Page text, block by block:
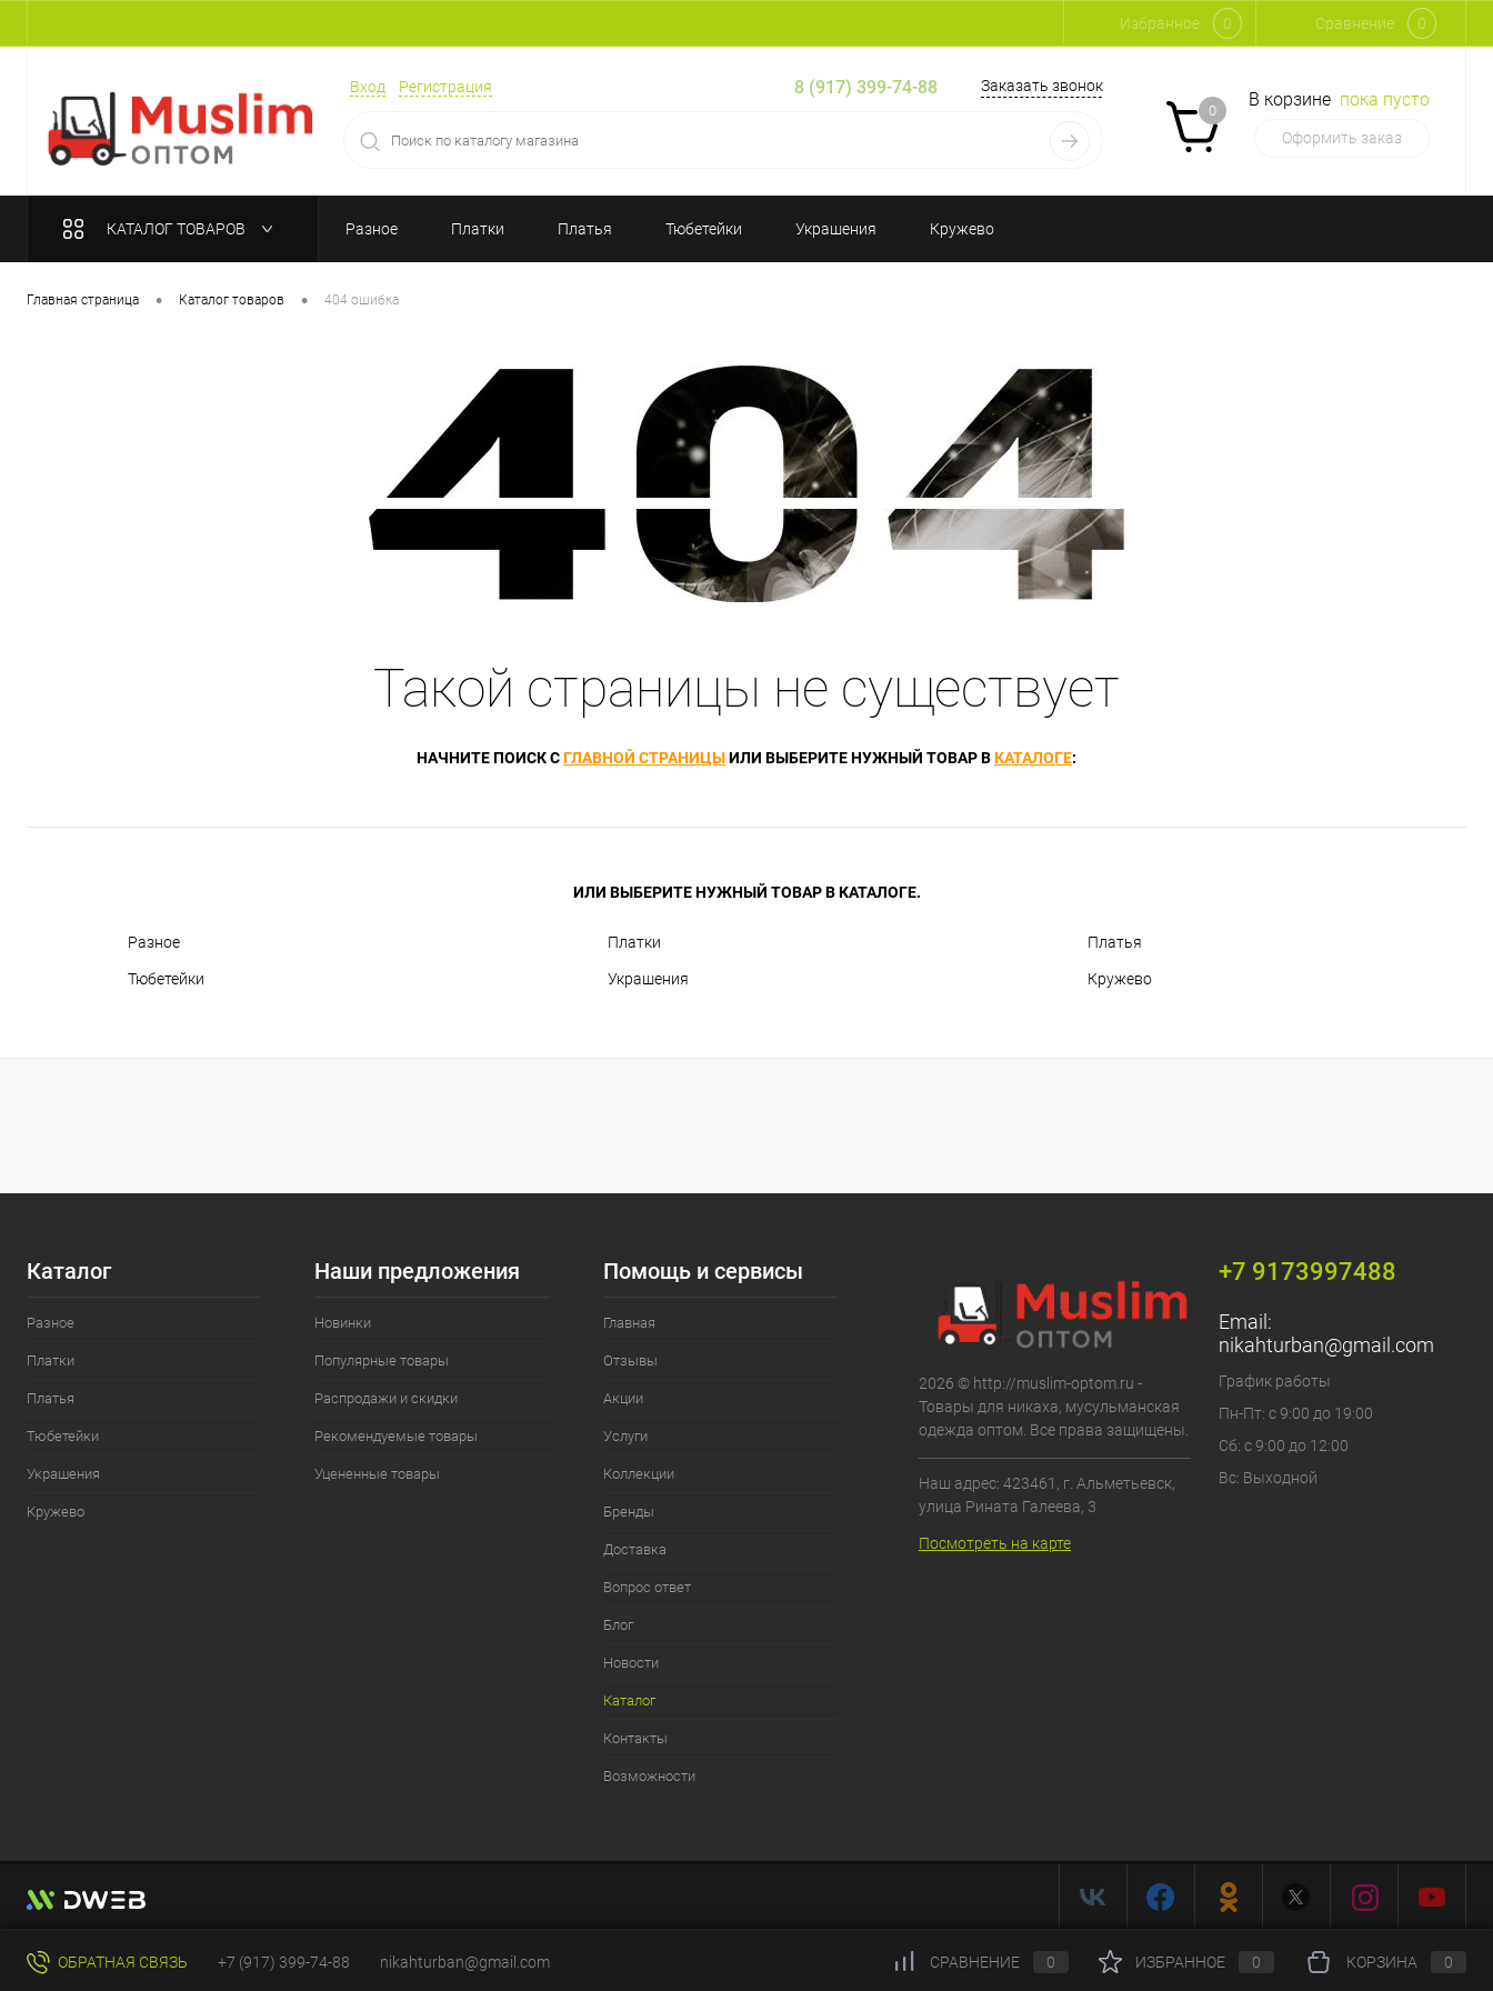
Избранное 0 Сравнение 0
Вход Регистрация 8 (917) 399-74-88 Заказать звонок
0
В корзине пока пусто
Оформить заказ
КАТАЛОГ ТОВАРОВ Разное Платки Платья Тюбетейки Украшения Кружево
Главная страница • Каталог товаров • 404 ошибка
Такой страницы не существует
НАЧНИТЕ ПОИСК СГЛАВНОЙ СТРАНИЦЫИЛИ ВЫБЕРИТЕ НУЖНЫЙ ТОВАР ВКАТАЛОГЕ:
ИЛИ ВЫБЕРИТЕ НУЖНЫЙ ТОВАР В КАТАЛОГЕ.
Разное Платки Платья
Тюбетейки Украшения Кружево
Каталог
Разное
Платки
Платья
Тюбетейки
Украшения
Кружево
Наши предложения
Новинки
Популярные товары
Распродажи и скидки
Рекомендуемые товары
Уцененные товары
Помощь и сервисы
Главная
Отзывы
Акции
Услуги
Коллекции
Бренды
Доставка
Вопрос ответ
Блог
Новости
Каталог
Контакты
Возможности
2026 © http://muslim-optom.ru -
Товары для никаха, мусульманская
одежда оптом. Все права защищены.
Наш адрес: 423461, г. Альметьевск,
улица Рината Галеева, 3
Посмотреть на карте
+7 9173997488
Email:
nikahturban@gmail.com
График работы
Пн-Пт: с 9:00 до 19:00
Сб: с 9:00 до 12:00
Вс: Выходной
ОБРАТНАЯ СВЯЗЬ +7 (917) 399-74-88 nikahturban@gmail.com СРАВНЕНИЕ 0 ИЗБРАННОЕ 0 КОРЗИНА 0